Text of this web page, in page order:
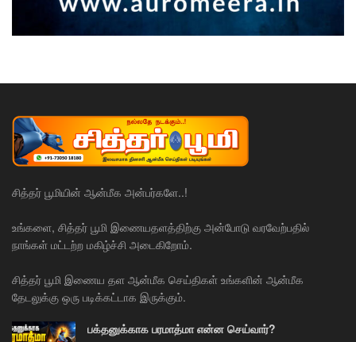
சித்தர் பூமியின் ஆன்மீக அன்பர்களே..!
உங்களை, சித்தர் பூமி இணையதளத்திற்கு அன்போடு வரவேற்பதில்
நாங்கள் மட்டற்ற மகிழ்ச்சி அடைகிறோம்.
சித்தர் பூமி இணைய தள ஆன்மீக செய்திகள் உங்களின் ஆன்மீக
தேடலுக்கு ஒரு படிக்கட்டாக இருக்கும்.
பக்தனுக்காக பரமாத்மா என்ன செய்வார்?